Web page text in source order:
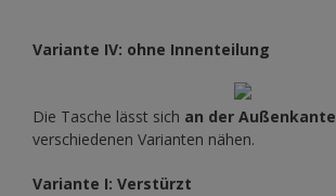
Variante IV: ohne Innenteilung
Die Tasche lässt sich an der Außenkante
verschiedenen Varianten nähen.
Variante I: Verstürzt